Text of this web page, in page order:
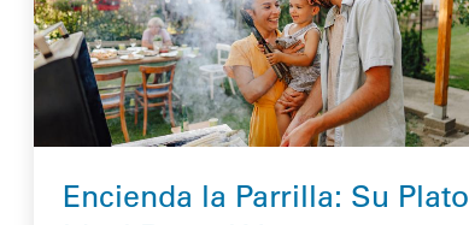
Encienda la Parrilla: Su Plato